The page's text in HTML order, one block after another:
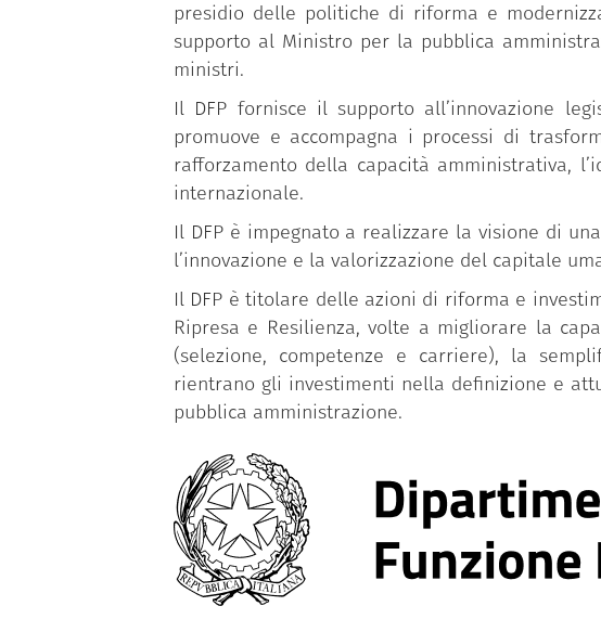
presidio delle politiche di riforma e
supporto al Ministro per la pubblica
ministri.
Il DFP fornisce il supporto all’innovazione
promuove e accompagna i processi di
rafforzamento della capacità amministrativa,
internazionale.
Il DFP è impegnato a realizzare la visione di
l’innovazione e la valorizzazione del capitale
Il DFP è titolare delle azioni di riforma e
Ripresa e Resilienza, volte a migliorare la
(selezione, competenze e carriere), la
rientrano gli investimenti nella definizione e
pubblica amministrazione.